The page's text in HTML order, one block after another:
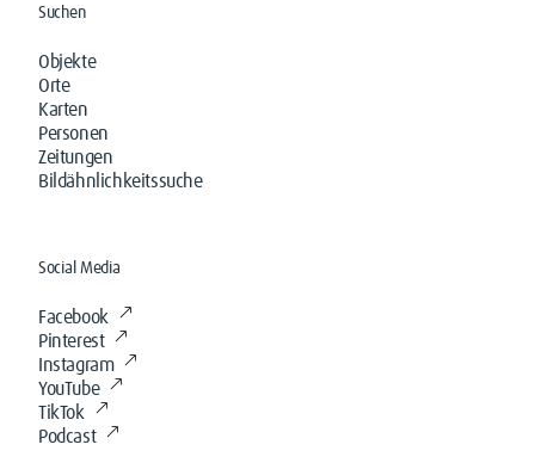
Suchen
Objekte
Orte
Karten
Personen
Zeitungen
Bildähnlichkeitssuche
Social Media
Facebook
Pinterest
Instagram
YouTube
TikTok
Podcast